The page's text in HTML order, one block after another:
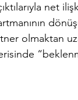
net
olmaktan